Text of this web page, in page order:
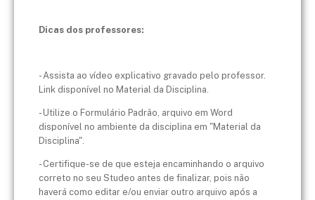
Dicas dos professores:
- Assista ao vídeo explicativo gravado pelo professor.
Link disponível no Material da Disciplina.
- Utilize o Formulário Padrão, arquivo em Word
disponível no ambiente da disciplina em "Material da
Disciplina".
- Certifique-se de que esteja encaminhando o arquivo
correto no seu Studeo antes de finalizar, pois não
haverá como editar e/ou enviar outro arquivo após a